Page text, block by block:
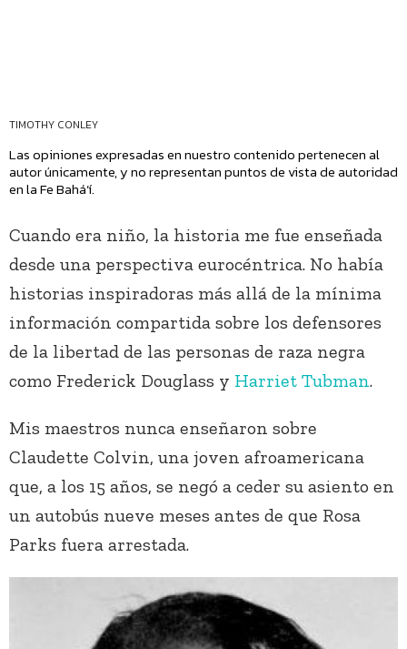
TIMOTHY CONLEY
Las opiniones expresadas en nuestro contenido pertenecen al
autor únicamente, y no representan puntos de vista de autoridad
en la Fe Bahá’í.
Cuando era niño, la historia me fue enseñada
desde una perspectiva eurocéntrica. No había
historias inspiradoras más allá de la mínima
información compartida sobre los defensores
de la libertad de las personas de raza negra
como Frederick Douglass y Harriet Tubman.
Mis maestros nunca enseñaron sobre
Claudette Colvin, una joven afroamericana
que, a los 15 años, se negó a ceder su asiento en
un autobús nueve meses antes de que Rosa
Parks fuera arrestada.